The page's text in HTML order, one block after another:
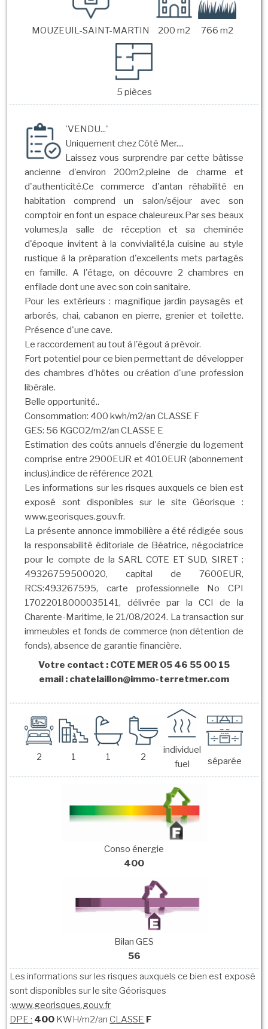
MOUZEUIL-SAINT-MARTIN 200 m2 766 m2
5 pièces
'VENDU...'
Uniquement chez Côté Mer....
Laissez vous surprendre par cette bâtisse
ancienne d'environ 200m2,pleine de charme et
d'authenticité.Ce commerce d'antan réhabilité en
habitation comprend un salon/séjour avec son
comptoir en font un espace chaleureux.Par ses beaux
volumes,la salle de réception et sa cheminée
d'époque invitent à la convivialité,la cuisine au style
rustique à la préparation d'excellents mets partagés
en famille. A l'étage, on découvre 2 chambres en
enfilade dont une avec son coin sanitaire.
Pour les extérieurs : magnifique jardin paysagés et
arborés, chai, cabanon en pierre, grenier et toilette.
Présence d'une cave.
Le raccordement au tout à l'égout à prévoir.
Fort potentiel pour ce bien permettant de développer
des chambres d'hôtes ou création d'une profession
libérale.
Belle opportunité..
Consommation: 400 kwh/m2/an CLASSE F
GES: 56 KGCO2/m2/an CLASSE E
Estimation des coûts annuels d'énergie du logement
comprise entre 2900EUR et 4010EUR (abonnement
inclus).indice de référence 2021
Les informations sur les risques auxquels ce bien est
exposé sont disponibles sur le site Géorisque :
www.georisques.gouv.fr.
La présente annonce immobilière a été rédigée sous
la responsabilité éditoriale de Béatrice, négociatrice
pour le compte de la SARL COTE ET SUD, SIRET :
49326759500020, capital de 7600EUR,
RCS:493267595, carte professionnelle No CPI
17022018000035141, délivrée par la CCI de la
Charente-Maritime, le 21/08/2024. La transaction sur
immeubles et fonds de commerce (non détention de
fonds), absence de garantie financière.
Votre contact : COTE MER 05 46 55 00 15
email : chatelaillon@immo-terretmer.com
2 1 1 2
individuel
fuel
séparée
Conso énergie
400
Bilan GES
56
Les informations sur les risques auxquels ce bien est exposé
sont disponibles sur le site Géorisques
:www.georisques.gouv.fr
DPE : 400 KWH/m2/an CLASSE F